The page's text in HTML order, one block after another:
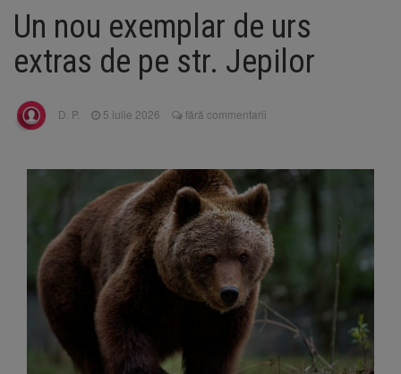
după ce și-ar fi agresat soția de două ori în
câteva zile
6 august 2026
Urmele atelajului i-au condus
pe polițiști la cioate. Bărbat prins în pădure la
suspeND.ro pentru urmărirea inițiativei de
suspendare a președintelui Nicușor Dan
dosarul lui Călin Georgescu și Horațiu Potra.
Judecătorii decid dacă începe procesul
6 august 2026
Strategia națională pentru
biodiversitate 2026-2030, adoptată de Senat.
Proiectul merge la promulgare
Un nou exemplar de urs
extras de pe str. Jepilor
D. P. 5 iulie 2026 fără commentarii